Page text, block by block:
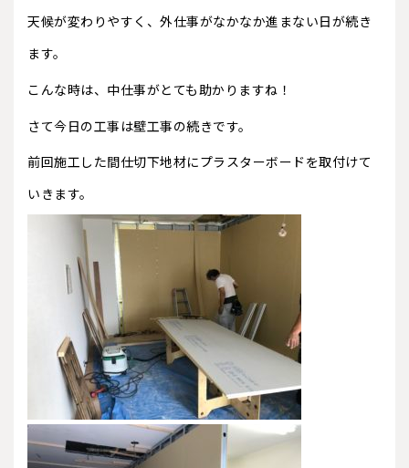
天候が変わりやすく、外仕事がなかなか進まない日が続き
ます。
こんな時は、中仕事がとても助かりますね！
さて今日の工事は壁工事の続きです。
前回施工した間仕切下地材にプラスターボードを取付けて
いきます。